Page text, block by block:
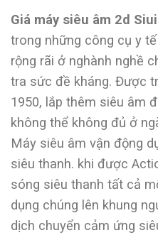
Giá máy siêu âm 2d Siui
trong những công cụ y
rộng rãi ở nghành nghề
tra sức đề kháng. Được
1950, lắp thêm siêu âm
không thể không đủ ở
Máy siêu âm vận động
siêu thanh. khi được
sóng siêu thanh tất cả
dụng chúng lên khung
dịch chuyển cảm ứng